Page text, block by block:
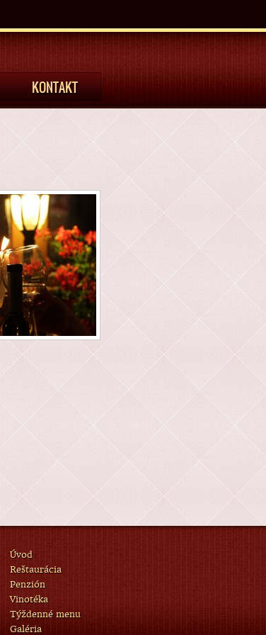
KONTAKT
Úvod
Reštaurácia
Penzión
Vinotéka
Týždenné menu
Galéria